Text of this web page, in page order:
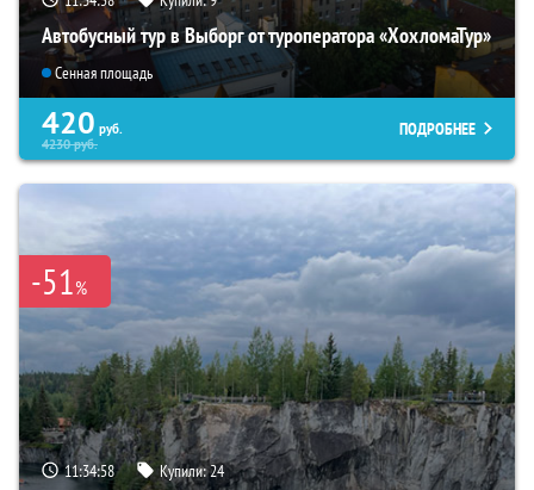
Автобусный тур в Выборг от туроператора «ХохломаТур»
Сенная площадь
420 руб.
4230руб.
ПОДРОБНЕЕ
-51%
11:34:57 Купили:24